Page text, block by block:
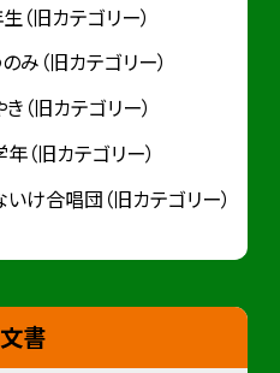
（旧カテゴリー）
み（旧カテゴリー）
（旧カテゴリー）
（旧カテゴリー）
け合唱団（旧カテゴリー）
書